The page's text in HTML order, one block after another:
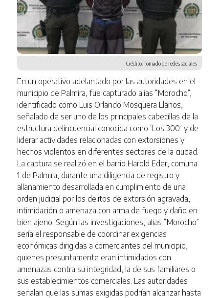
Crédito: Tomado de redes sociales
En un operativo adelantado por las autoridades en el
municipio de Palmira, fue capturado alias “Morocho”,
identificado como Luis Orlando Mosquera Llanos,
señalado de ser uno de los principales cabecillas de la
estructura delincuencial conocida como ‘Los 300’ y de
liderar actividades relacionadas con extorsiones y
hechos violentos en diferentes sectores de la ciudad.
La captura se realizó en el barrio Harold Eder, comuna
1 de Palmira, durante una diligencia de registro y
allanamiento desarrollada en cumplimiento de una
orden judicial por los delitos de extorsión agravada,
intimidación o amenaza con arma de fuego y daño en
bien ajeno. Según las investigaciones, alias “Morocho”
sería el responsable de coordinar exigencias
económicas dirigidas a comerciantes del municipio,
quienes presuntamente eran intimidados con
amenazas contra su integridad, la de sus familiares o
sus establecimientos comerciales. Las autoridades
señalan que las sumas exigidas podrían alcanzar hasta